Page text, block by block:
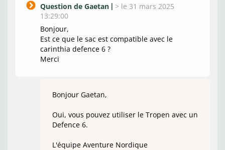
Question de Gaetan > le 31 mars 2025
13:29:00
Bonjour,
Est ce que le sac est compatible avec le
carinthia defence 6 ?
Merci
Bonjour Gaetan,
Oui, vous pouvez utiliser le Tropen avec un
Defence 6.
L'équipe Aventure Nordique